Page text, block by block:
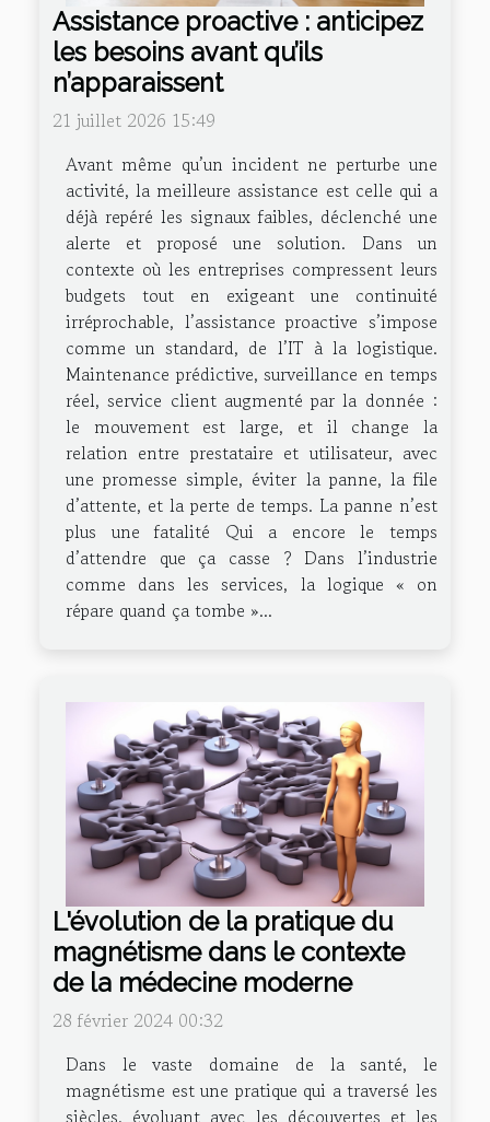
Assistance proactive : anticipez
les besoins avant qu’ils
n’apparaissent
21 juillet 2026 15:49
Avant même qu’un incident ne perturbe une
activité, la meilleure assistance est celle qui a
déjà repéré les signaux faibles, déclenché une
alerte et proposé une solution. Dans un
contexte où les entreprises compressent leurs
budgets tout en exigeant une continuité
irréprochable, l’assistance proactive s’impose
comme un standard, de l’IT à la logistique.
Maintenance prédictive, surveillance en temps
réel, service client augmenté par la donnée :
le mouvement est large, et il change la
relation entre prestataire et utilisateur, avec
une promesse simple, éviter la panne, la file
d’attente, et la perte de temps. La panne n’est
plus une fatalité Qui a encore le temps
d’attendre que ça casse ? Dans l’industrie
comme dans les services, la logique « on
répare quand ça tombe »...
L'évolution de la pratique du
magnétisme dans le contexte
de la médecine moderne
28 février 2024 00:32
Dans le vaste domaine de la santé, le
magnétisme est une pratique qui a traversé les